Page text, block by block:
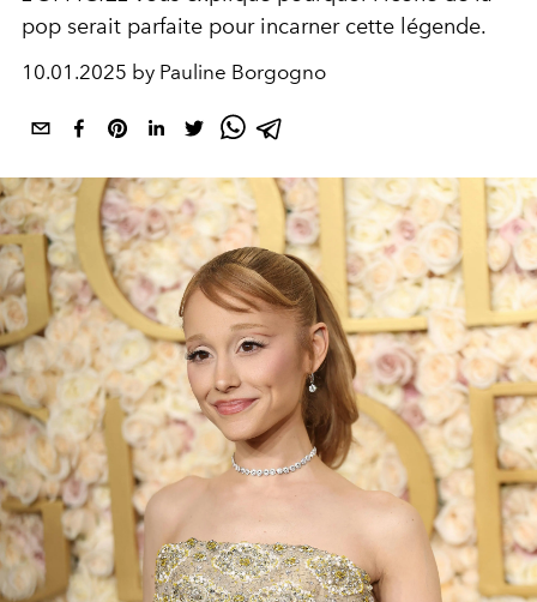
pop serait parfaite pour incarner cette légende.
10.01.2025 by Pauline Borgogno